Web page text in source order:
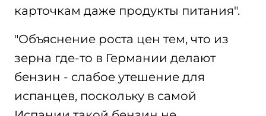
карточкам даже продукты питания".
"Объяснение роста цен тем, что из
зерна где-то в Германии делают
бензин - слабое утешение для
испанцев, поскольку в самой